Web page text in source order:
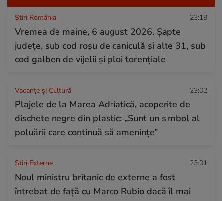
Știri România 23:18
Vremea de maine, 6 august 2026. Șapte
județe, sub cod roșu de caniculă și alte 31, sub
cod galben de vijelii și ploi torențiale
Vacanțe și Cultură 23:02
Plajele de la Marea Adriatică, acoperite de
dischete negre din plastic: „Sunt un simbol al
poluării care continuă să amenințe”
Știri Externe 23:01
Noul ministru britanic de externe a fost
întrebat de față cu Marco Rubio dacă îl mai